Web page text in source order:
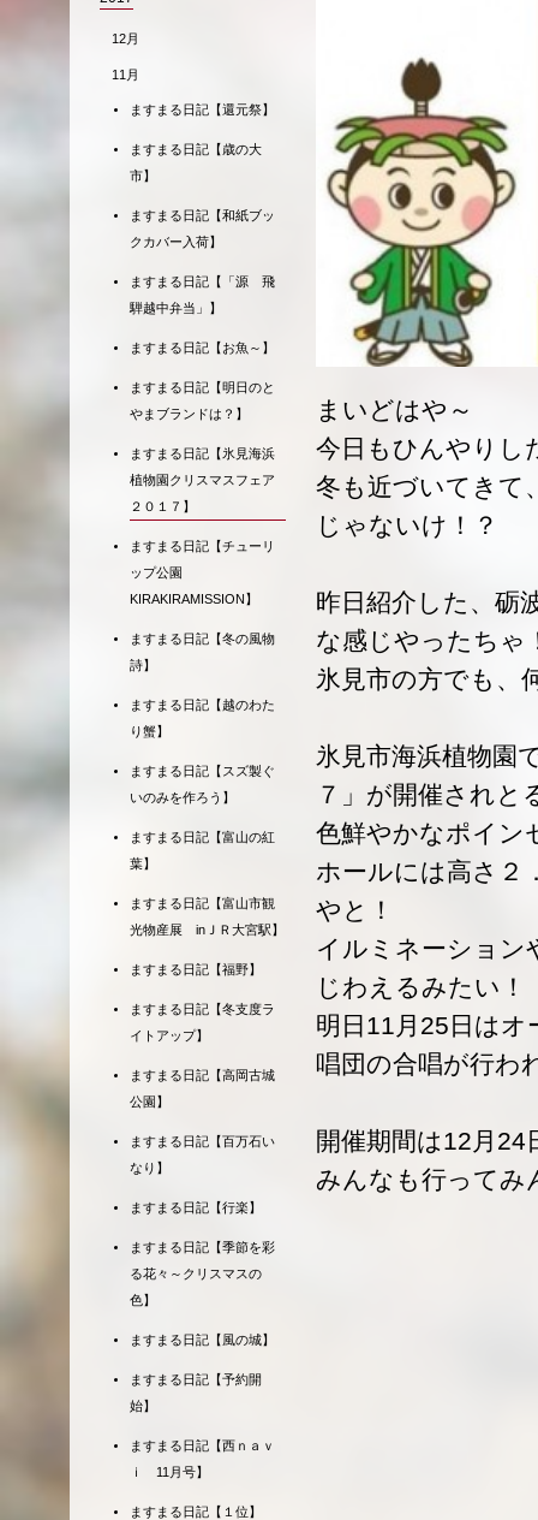
まいどはや～
今日もひんやりし
冬も近づいてきて
じゃないけ！？
昨日紹介した、砺
な感じやったちゃ
氷見市の方でも、
氷見市海浜植物園
７」が開催されと
色鮮やかなポイン
ホールには高さ２
やと！
イルミネーション
じわえるみたい！
明日11月25日は
唱団の合唱が行わ
開催期間は12月24
みんなも行ってみ
12月
11月
ますまる日記【還元祭】
ますまる日記【歳の大
市】
ますまる日記【和紙ブッ
クカバー入荷】
ますまる日記【「源 飛
騨越中弁当」】
ますまる日記【お魚～】
ますまる日記【明日のと
やまブランドは？】
ますまる日記【氷見海浜
植物園クリスマスフェア
２０１７】
ますまる日記【チューリ
ップ公園
KIRAKIRAMISSION】
ますまる日記【冬の風物
詩】
ますまる日記【越のわた
り蟹】
ますまる日記【スズ製ぐ
いのみを作ろう】
ますまる日記【富山の紅
葉】
ますまる日記【富山市観
光物産展 inＪＲ大宮駅】
ますまる日記【福野】
ますまる日記【冬支度ラ
イトアップ】
ますまる日記【高岡古城
公園】
ますまる日記【百万石い
なり】
ますまる日記【行楽】
ますまる日記【季節を彩
る花々～クリスマスの
色】
ますまる日記【風の城】
ますまる日記【予約開
始】
ますまる日記【西ｎａｖ
ｉ 11月号】
ますまる日記【１位】